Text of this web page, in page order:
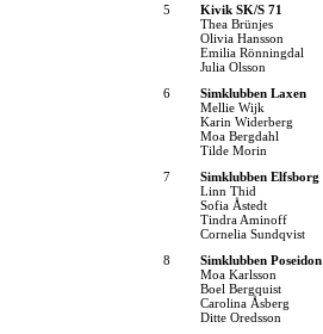
5
Kivik SK/S 71
Thea Brünjes
Olivia Hansson
Emilia Rönningdal
Julia Olsson
6
Simklubben Laxen
Mellie Wijk
Karin Widerberg
Moa Bergdahl
Tilde Morin
7
Simklubben Elfsborg
Linn Thid
Sofia Åstedt
Tindra Aminoff
Cornelia Sundqvist
8
Simklubben Poseidon
Moa Karlsson
Boel Bergquist
Carolina Åsberg
Ditte Oredsson